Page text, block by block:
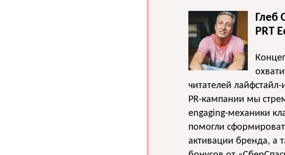
Глеб
PRT
читателей
PR-кампании мы
engaging-механики
помогли
активации бренда, а